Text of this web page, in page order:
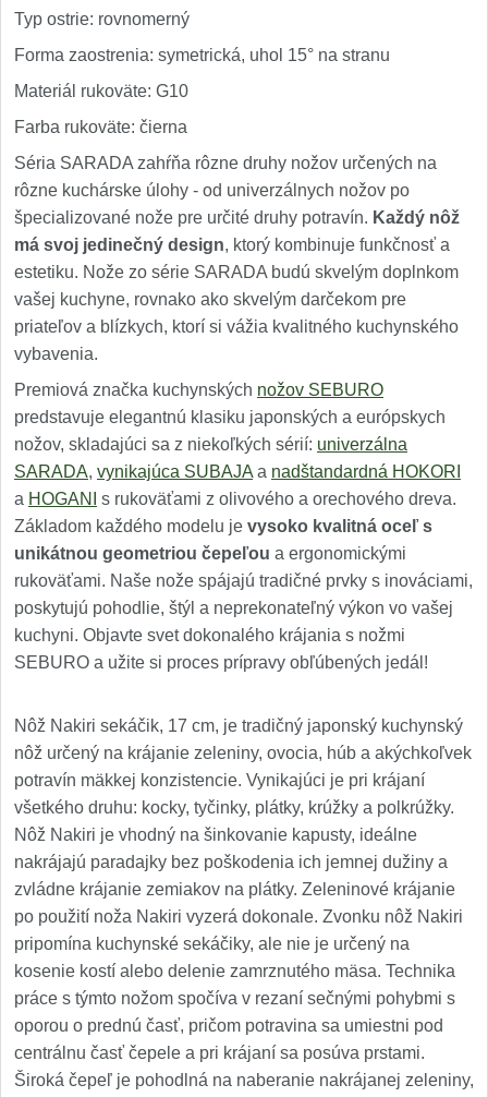
Typ ostrie: rovnomerný
Forma zaostrenia: symetrická, uhol 15° na stranu
Materiál rukoväte: G10
Farba rukoväte: čierna
Séria SARADA zahŕňa rôzne druhy nožov určených na
rôzne kuchárske úlohy - od univerzálnych nožov po
špecializované nože pre určité druhy potravín. Každý nôž
má svoj jedinečný design, ktorý kombinuje funkčnosť a
estetiku. Nože zo série SARADA budú skvelým doplnkom
vašej kuchyne, rovnako ako skvelým darčekom pre
priateľov a blízkych, ktorí si vážia kvalitného kuchynského
vybavenia.
Premiová značka kuchynských nožov SEBURO
predstavuje elegantnú klasiku japonských a európskych
nožov, skladajúci sa z niekoľkých sérií: univerzálna
SARADA, vynikajúca SUBAJA a nadštandardná HOKORI
a HOGANI
s rukoväťami z olivového a orechového dreva.
Základom každého modelu je vysoko kvalitná oceľ s
unikátnou geometriou čepeľou a ergonomickými
rukoväťami. Naše nože spájajú tradičné prvky s inováciami,
poskytujú pohodlie, štýl a neprekonateľný výkon vo vašej
kuchyni. Objavte svet dokonalého krájania s nožmi
SEBURO a užite si proces prípravy obľúbených jedál!
Nôž Nakiri sekáčik, 17 cm, je tradičný japonský kuchynský
nôž určený na krájanie zeleniny, ovocia, húb a akýchkoľvek
potravín mäkkej konzistencie. Vynikajúci je pri krájaní
všetkého druhu: kocky, tyčinky, plátky, krúžky a polkrúžky.
Nôž Nakiri je vhodný na šinkovanie kapusty, ideálne
nakrájajú paradajky bez poškodenia ich jemnej dužiny a
zvládne krájanie zemiakov na plátky. Zeleninové krájanie
po použití noža Nakiri vyzerá dokonale. Zvonku nôž Nakiri
pripomína kuchynské sekáčiky, ale nie je určený na
kosenie kostí alebo delenie zamrznutého mäsa. Technika
práce s týmto nožom spočíva v rezaní sečnými pohybmi s
oporou o prednú časť, pričom potravina sa umiestni pod
centrálnu časť čepele a pri krájaní sa posúva prstami.
Široká čepeľ je pohodlná na naberanie nakrájanej zeleniny,